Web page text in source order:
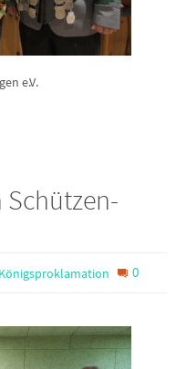
e.V.
Königsproklamation 0